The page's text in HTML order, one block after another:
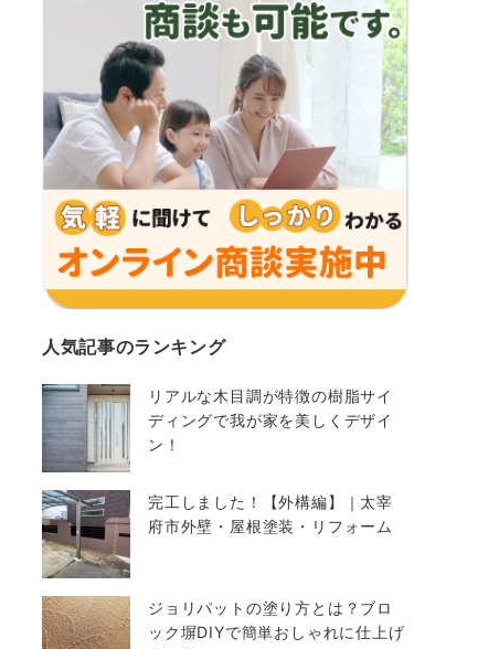
人気記事のランキング
リアルな木目調が特徴の樹脂サイ
ディングで我が家を美しくデザイ
ン！
完工しました！【外構編】｜太宰
府市外壁・屋根塗装・リフォーム
ジョリパットの塗り方とは？ブロ
ック塀DIYで簡単おしゃれに仕上げ